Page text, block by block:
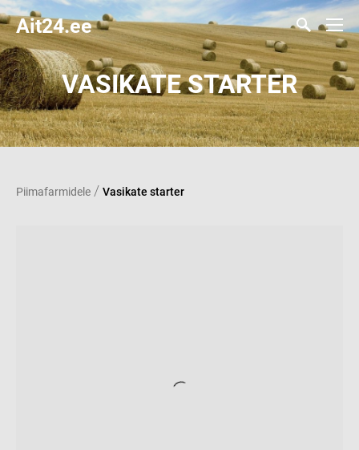
Ait24.ee
VASIKATE STARTER
Piimafarmidele / Vasikate starter